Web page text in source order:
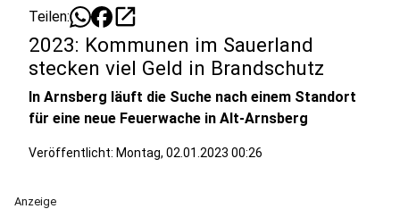
Teilen: open_in_new
2023: Kommunen im Sauerland
stecken viel Geld in Brandschutz
In Arnsberg läuft die Suche nach einem Standort
für eine neue Feuerwache in Alt-Arnsberg
Veröffentlicht: Montag, 02.01.2023 00:26
Anzeige